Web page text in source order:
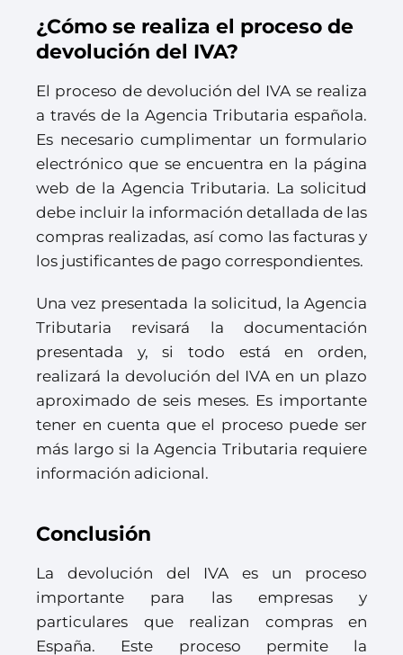
¿Cómo se realiza el proceso de
devolución del IVA?
El proceso de devolución del IVA se realiza
a través de la Agencia Tributaria española.
Es necesario cumplimentar un formulario
electrónico que se encuentra en la página
web de la Agencia Tributaria. La solicitud
debe incluir la información detallada de las
compras realizadas, así como las facturas y
los justificantes de pago correspondientes.
Una vez presentada la solicitud, la Agencia
Tributaria revisará la documentación
presentada y, si todo está en orden,
realizará la devolución del IVA en un plazo
aproximado de seis meses. Es importante
tener en cuenta que el proceso puede ser
más largo si la Agencia Tributaria requiere
información adicional.
Conclusión
La devolución del IVA es un proceso
importante para las empresas y
particulares que realizan compras en
España. Este proceso permite la